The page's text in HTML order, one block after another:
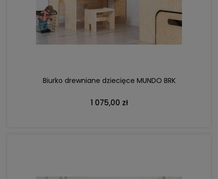
Biurko drewniane dziecięce MUNDO BRK
1 075,00 zł
DO KOSZYKA